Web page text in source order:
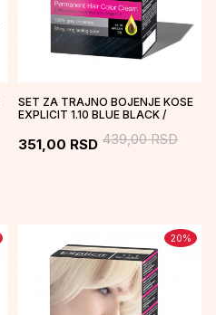
SET ZA TRAJNO BOJENJE KOSE
EXPLICIT 1.10 BLUE BLACK /
351,00 RSD 439,00RSD
20%